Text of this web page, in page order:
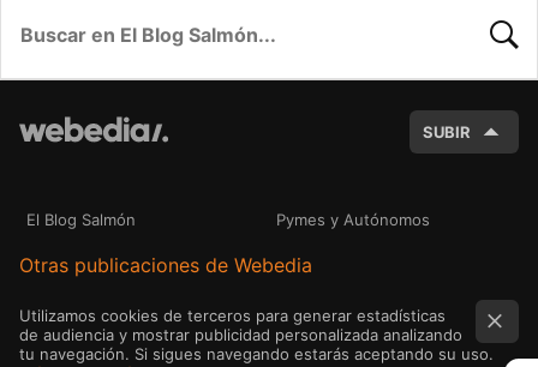
SUBIR
El Blog Salmón Pymes y Autónomos
Otras publicaciones de Webedia
Utilizamos cookies de terceros para generar estadísticas
de audiencia y mostrar publicidad personalizada analizando
tu navegación. Si sigues navegando estarás aceptando su uso.